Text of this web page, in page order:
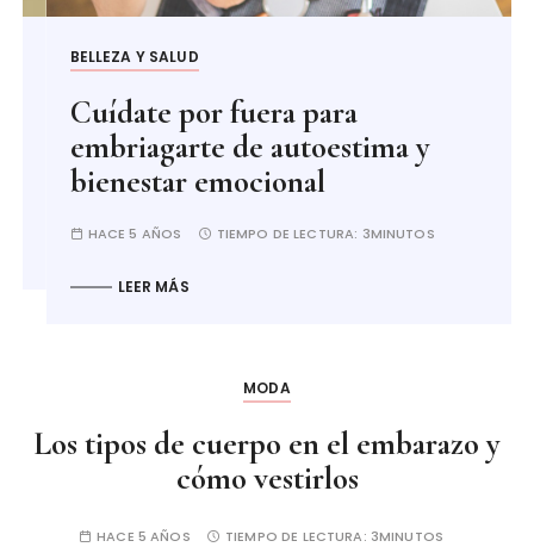
BELLEZA Y SALUD
Cuídate por fuera para
embriagarte de autoestima y
bienestar emocional
HACE 5 AÑOS TIEMPO DE LECTURA:3MINUTOS
LEER MÁS
MODA
Los tipos de cuerpo en el embarazo y
cómo vestirlos
HACE 5 AÑOS TIEMPO DE LECTURA: 3MINUTOS